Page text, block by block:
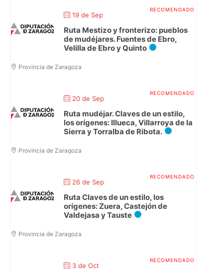
19 de Sep
Ruta Mestizo y fronterizo: pueblos
de mudéjares. Fuentes de Ebro,
Velilla de Ebro y Quinto
Provincia de Zaragoza
20 de Sep
Ruta mudéjar. Claves de un estilo,
los orígenes: Illueca, Villarroya de la
Sierra y Torralba de Ribota.
Provincia de Zaragoza
26 de Sep
Ruta Claves de un estilo, los
orígenes: Zuera, Castejón de
Valdejasa y Tauste
Provincia de Zaragoza
3 de Oct